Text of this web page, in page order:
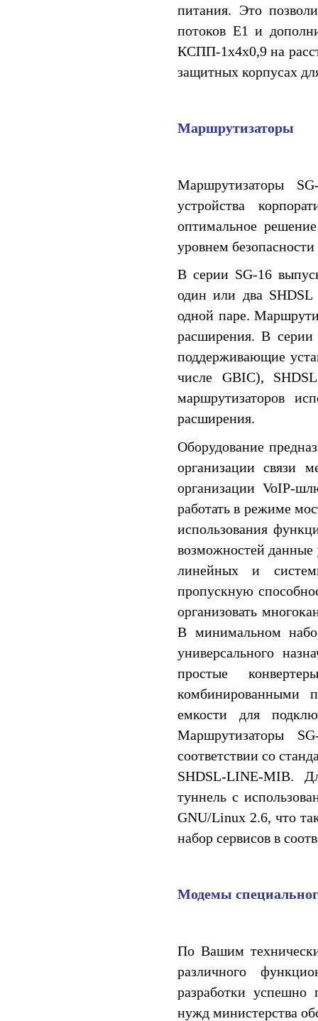
питания. Это
потоков E1 и
КСПП-1x4x0,9 на
защитных корпусах
Маршрутизаторы
Маршрутизаторы
устройства
оптимальное
уровнем
В серии SG-16
один или два SHDSL
одной паре.
расширения. В серии
поддерживающие
числе GBIC),
маршрутизаторов
расширения.
Оборудование
организации связи
организации VoIP-
работать в режиме
использования
возможностей данные
линейных и
пропускную
организовать
В минимальном
универсального
простые
комбинированными
емкости для
Маршрутизаторы
соответствии со
SHDSL-LINE-MIB.
туннель с
GNU/Linux 2.6, что
набор сервисов в
Модемы
По Вашим
различного
разработки
нужд министерства